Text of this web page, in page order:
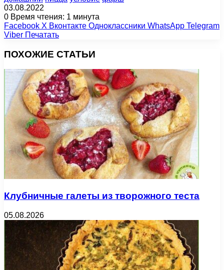
03.08.2022
0 Время чтения: 1 минута
Facebook X Вконтакте Одноклассники WhatsApp Telegram
Viber Печатать
ПОХОЖИЕ СТАТЬИ
Клубничные галеты из творожного теста
05.08.2026